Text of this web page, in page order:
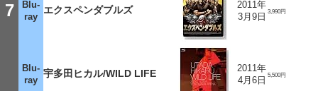
7
Blu-
ray
エクスペンダブルズ
2011年
3月9日 3,990円
Blu-
ray
宇多田ヒカル/WILD LIFE
2011年
4月6日 5,500円